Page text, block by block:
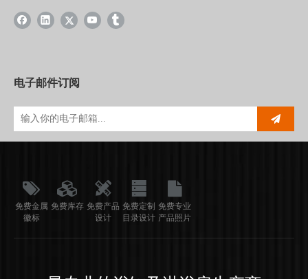
电子邮件订阅
免费金属
徽标
免费库存 免费产品
设计
免费定制
目录设计
免费专业
产品照片